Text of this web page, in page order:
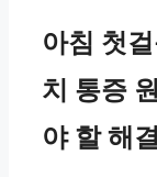
아침 첫
치 통증
야 할 해